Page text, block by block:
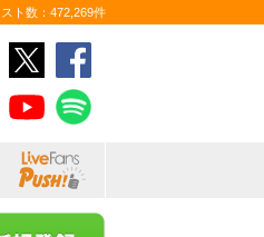
ト数：472,269件